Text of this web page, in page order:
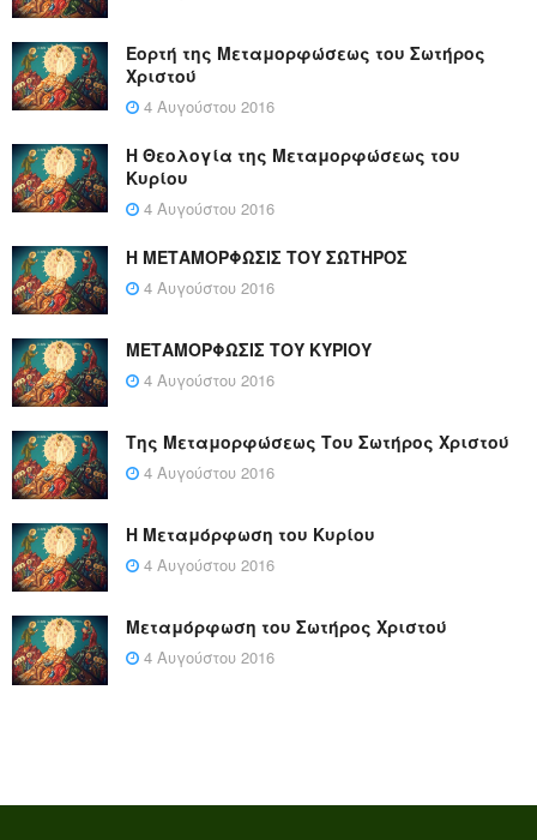
Εορτή της Μεταμορφώσεως του Σωτήρος
Χριστού
4 Αυγούστου 2016
Η Θεολογία της Μεταμορφώσεως του
Κυρίου
4 Αυγούστου 2016
Η ΜΕΤΑΜΟΡΦΩΣΙΣ ΤΟΥ ΣΩΤΗΡΟΣ
4 Αυγούστου 2016
ΜΕΤΑΜΟΡΦΩΣΙΣ ΤΟΥ ΚΥΡΙΟΥ
4 Αυγούστου 2016
Της Μεταμορφώσεως Του Σωτήρος Χριστού
4 Αυγούστου 2016
Η Μεταμόρφωση του Κυρίου
4 Αυγούστου 2016
Μεταμόρφωση του Σωτήρος Χριστού
4 Αυγούστου 2016